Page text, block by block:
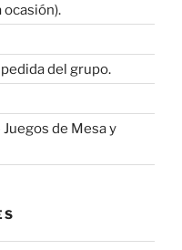
ocasión).
del grupo.
de Mesa y